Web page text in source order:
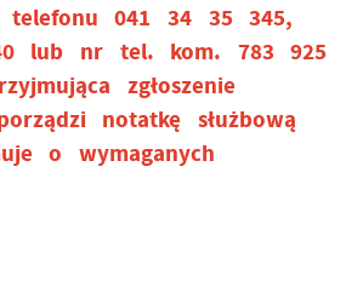
041 34 35 345,
lub nr tel. kom. 783 925
zgłoszenie
notatkę służbową
o wymaganych